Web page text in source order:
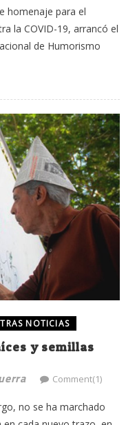
homenaje para el
la COVID-19, arrancó el
de Humorismo
NOTICIAS
y semillas
Comment(1)
no se ha marchado